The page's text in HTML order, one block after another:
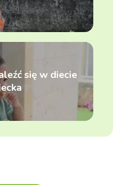
się w diecie